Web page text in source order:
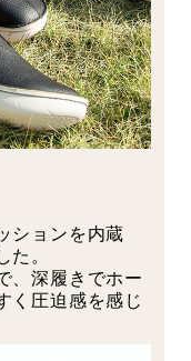
ションを内蔵
。
、深履きでホー
く圧迫感を感じ